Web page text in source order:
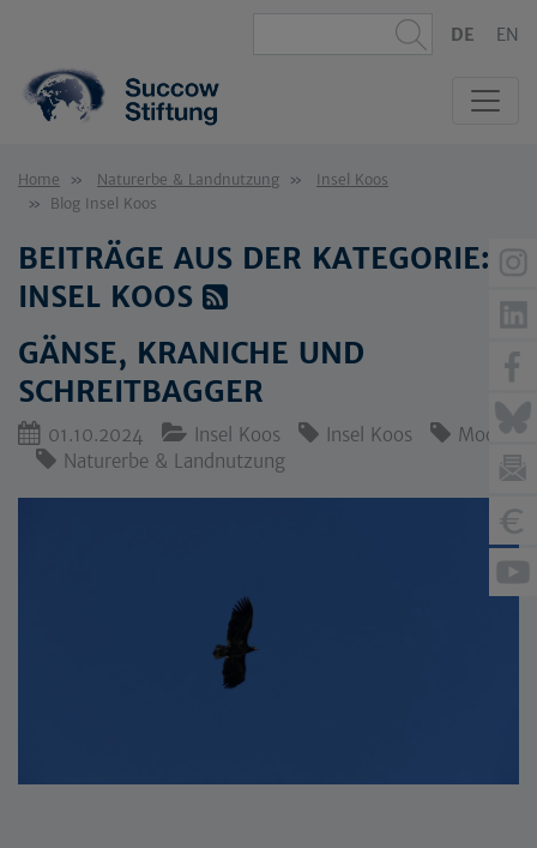
DE EN
Home Naturerbe & Landnutzung
Insel Koos
Blog Insel Koos
BEITRÄGE AUS DER KATEGORIE:
INSEL KOOS
GÄNSE, KRANICHE UND
SCHREITBAGGER
01.10.2024 Insel Koos Insel Koos
Moore
Naturerbe & Landnutzung